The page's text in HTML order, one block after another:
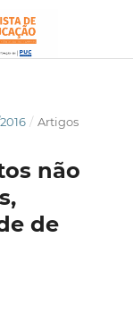
/ Artigos
não
de